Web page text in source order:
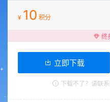
¥ 10 积分
终
立即下载
下载不了？请联